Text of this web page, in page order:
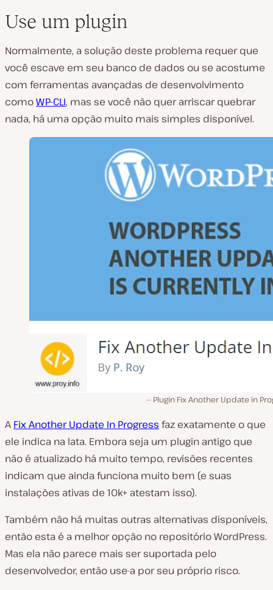
Use um plugin
Normalmente, a solução deste problema requer que
você escave em seu banco de dados ou se acostume
com ferramentas avançadas de desenvolvimento
comoWP-CLI, mas se você não quer arriscar quebrar
nada, há uma opção muito mais simples disponível.
Plugin Fix Another Update in
A Fix Another Update In Progress faz exatamente o que
ele indica na lata. Embora seja um plugin antigo que
não é atualizado há muito tempo, revisões recentes
indicam que ainda funciona muito bem (e suas
instalações ativas de 10k+ atestam isso).
Também não há muitas outras alternativas disponíveis,
então esta é a melhor opção no repositório WordPress.
Mas ela não parece mais ser suportada pelo
desenvolvedor, então use-a por seu próprio risco.